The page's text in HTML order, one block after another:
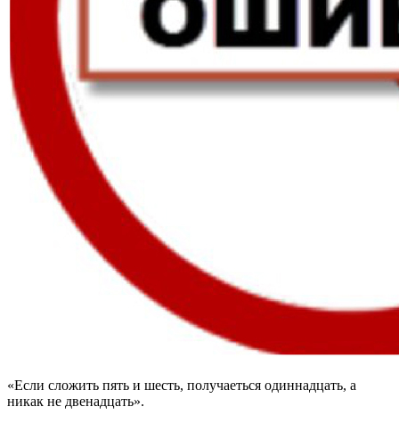
«Если сложить пять и шесть, получаеться одиннадцать, а
никак не двенадцать».